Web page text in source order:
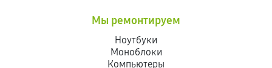
Мы ремонтируем
Ноутбуки
Моноблоки
Компьютеры